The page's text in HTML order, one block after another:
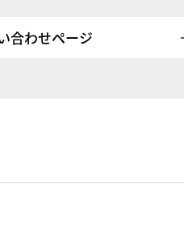
合わせページ